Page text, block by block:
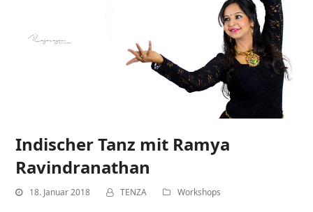
Indischer Tanz mit Ramya
Ravindranathan
18. Januar 2018 TENZA Workshops